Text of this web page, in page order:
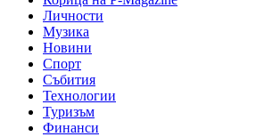
Личности
Музика
Новини
Спорт
Събития
Технологии
Туризъм
Финанси